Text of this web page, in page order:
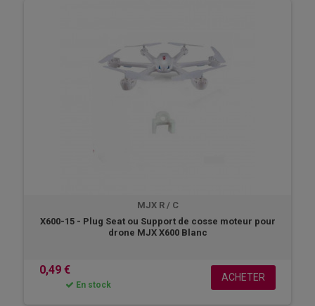
MJX R / C
X600-15 - Plug Seat ou Support de cosse moteur pour
drone MJX X600 Blanc
0,49 €
En stock
ACHETER